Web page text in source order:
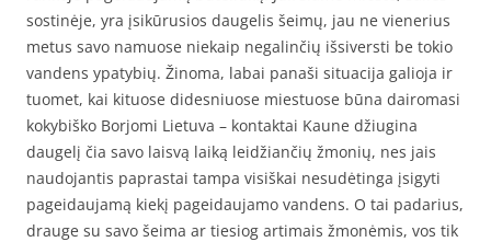
sostinėje, yra įsikūrusios daugelis šeimų, jau ne vienerius
metus savo namuose niekaip negalinčių išsiversti be tokio
vandens ypatybių. Žinoma, labai panaši situacija galioja ir
tuomet, kai kituose didesniuose miestuose būna dairomasi
kokybiško Borjomi Lietuva – kontaktai Kaune džiugina
daugelį čia savo laisvą laiką leidžiančių žmonių, nes jais
naudojantis paprastai tampa visiškai nesudėtinga įsigyti
pageidaujamą kiekį pageidaujamo vandens. O tai padarius,
drauge su savo šeima ar tiesiog artimais žmonėmis, vos tik